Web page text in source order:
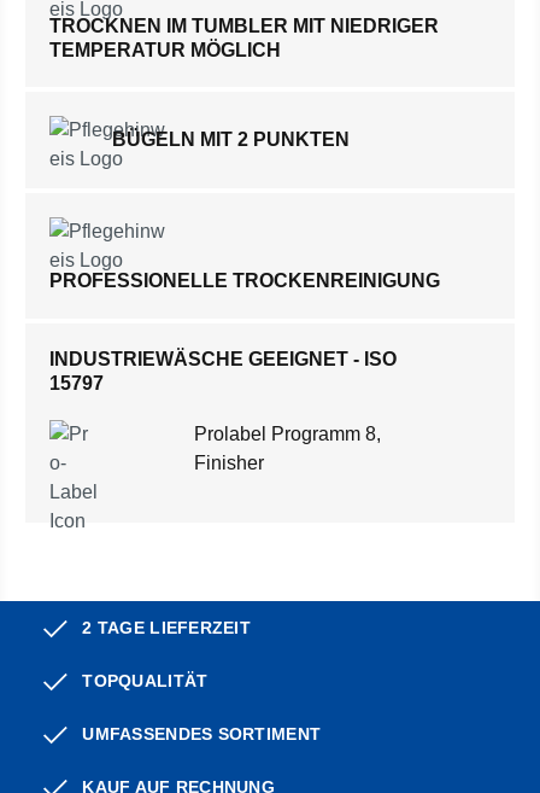
TROCKNEN IM TUMBLER MIT NIEDRIGER
TEMPERATUR MÖGLICH
BÜGELN MIT 2 PUNKTEN
PROFESSIONELLE TROCKENREINIGUNG
INDUSTRIEWÄSCHE GEEIGNET - ISO
15797
Prolabel Programm 8,
Finisher
2 TAGE LIEFERZEIT
TOPQUALITÄT
UMFASSENDES SORTIMENT
KAUF AUF RECHNUNG